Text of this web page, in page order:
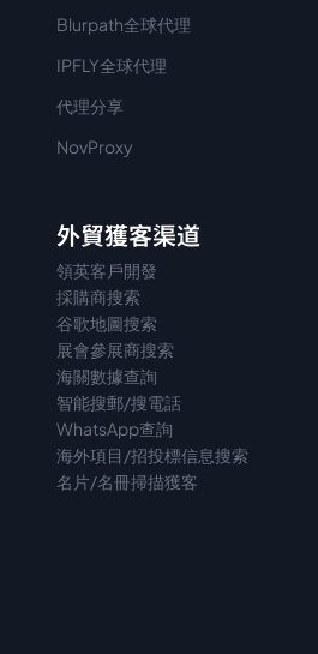
Blurpath全球代理
IPFLY全球代理
代理分享
NovProxy
外貿獲客渠道
領英客戶開發
採購商搜索
谷歌地圖搜索
展會參展商搜索
海關數據查詢
智能搜郵/搜電話
WhatsApp查詢
海外項目/招投標信息搜索
名片/名冊掃描獲客